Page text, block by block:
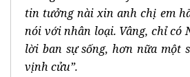
tin tưởng nài xin anh chị em
nói với nhân loại. Vâng, chỉ có
lời ban sự sống, hơn nữa một
vịnh cửu”.